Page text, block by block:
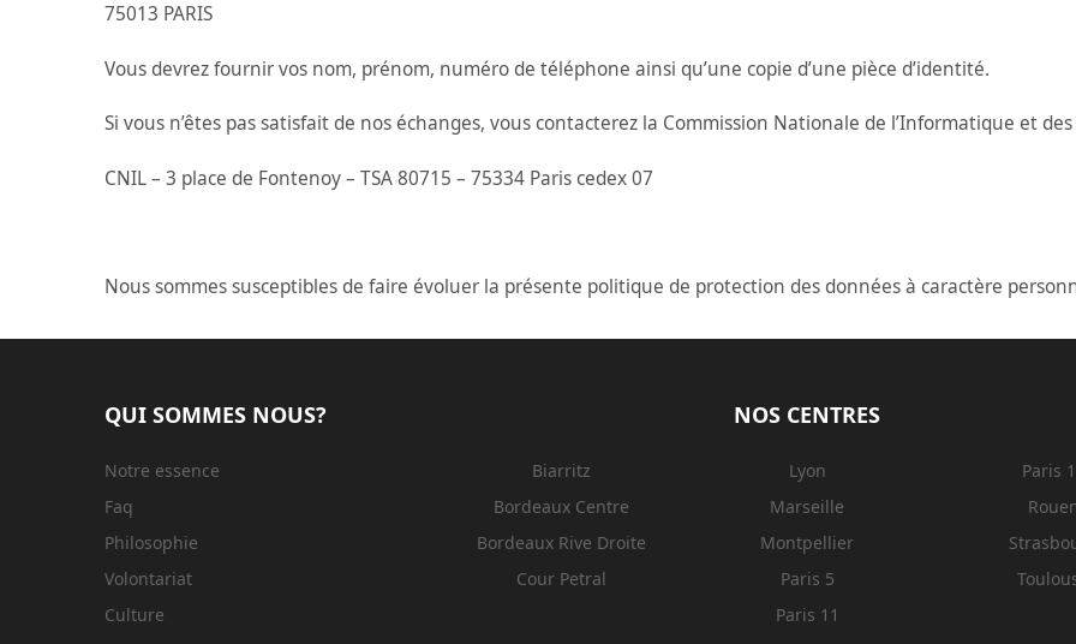
75013 PARIS
Vous devrez fournir vos nom, prénom, numéro de téléphone ainsi qu’une copie d’une pièce d’identité.
Si vous n’êtes pas satisfait de nos échanges, vous contacterez la Commission Nationale de l’Informatique et
CNIL – 3 place de Fontenoy – TSA 80715 – 75334 Paris cedex 07
Nous sommes susceptibles de faire évoluer la présente politique de protection des données à caractère
QUI SOMMES NOUS?
Notre essence
Faq
Philosophie
Volontariat
Culture
NOS CENTRES
Biarritz
Bordeaux Centre
Bordeaux Rive Droite
Cour Petral
Lyon
Marseille
Montpellier
Paris 5
Paris 11
Paris